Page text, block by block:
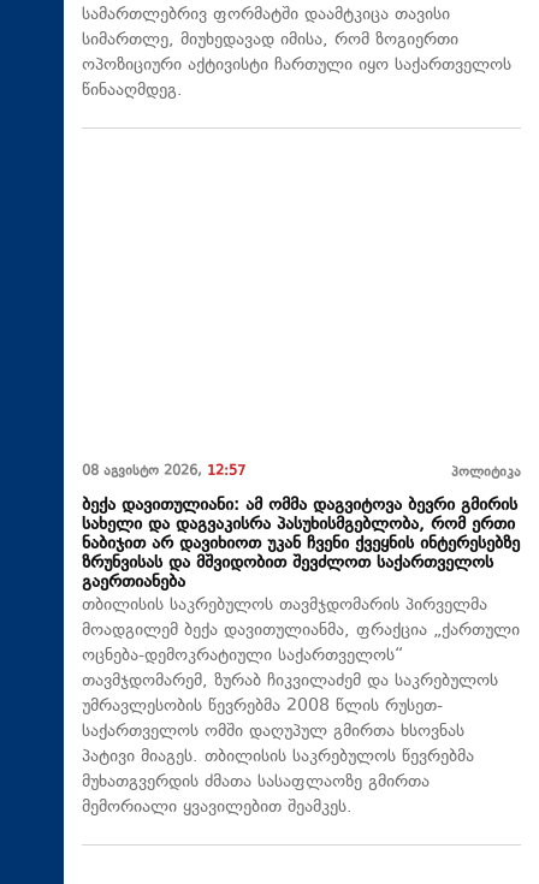
სამართლებრივ ფორმატში დაამტკიცა თავისი
სიმართლე, მიუხედავად იმისა, რომ ზოგიერთი
ოპოზიციური აქტივისტი ჩართული იყო საქართველოს
წინააღმდეგ.
08 აგვისტო 2026, 12:57 პოლიტიკა
ბექა დავითულიანი: ამ ომმა დაგვიტოვა ბევრი გმირის
სახელი და დაგვაკისრა პასუხისმგებლობა, რომ ერთი
ნაბიჯით არ დავიხიოთ უკან ჩვენი ქვეყნის ინტერესებზე
ზრუნვისას და მშვიდობით შევძლოთ საქართველოს
გაერთიანება
თბილისის საკრებულოს თავმჯდომარის პირველმა
მოადგილემ ბექა დავითულიანმა, ფრაქცია „ქართული
ოცნება-დემოკრატიული საქართველოს“
თავმჯდომარემ, ზურაბ ჩიკვილაძემ და საკრებულოს
უმრავლესობის წევრებმა 2008 წლის რუსეთ-
საქართველოს ომში დაღუპულ გმირთა ხსოვნას
პატივი მიაგეს. თბილისის საკრებულოს წევრებმა
მუხათგვერდის ძმათა სასაფლაოზე გმირთა
მემორიალი ყვავილებით შეამკეს.